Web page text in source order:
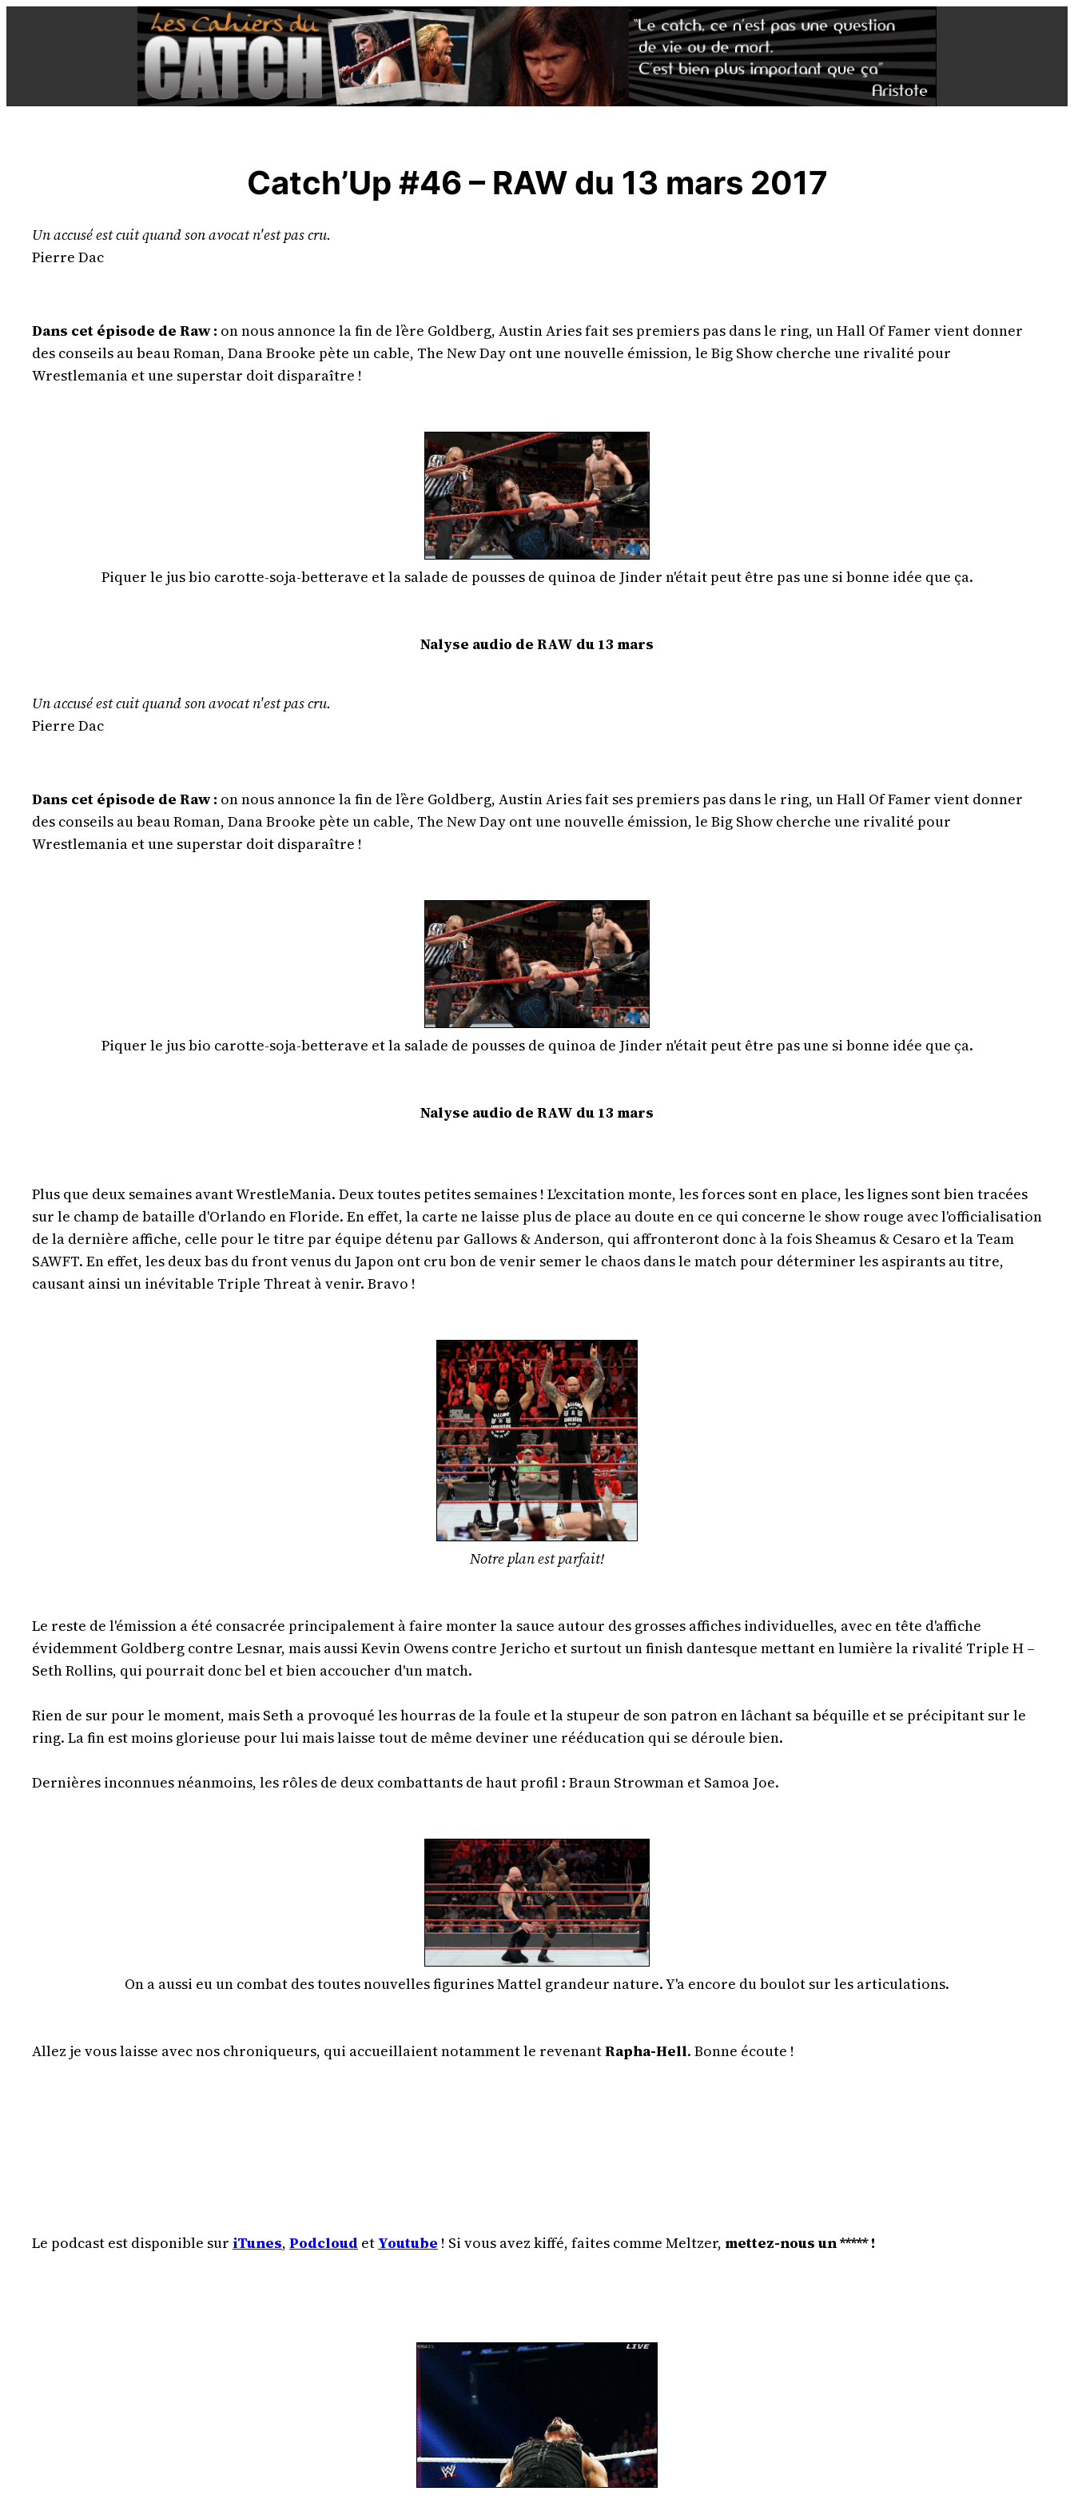
Catch’Up #46 – RAW du 13 mars 2017
Un accusé est cuit quand son avocat n'est pas cru.
Pierre Dac
Dans cet épisode de Raw : on nous annonce la fin de l’ère Goldberg, Austin Aries fait ses premiers pas dans le ring, un Hall Of Famer vient donner
des conseils au beau Roman, Dana Brooke pète un cable, The New Day ont une nouvelle émission, le Big Show cherche une rivalité pour
Wrestlemania et une superstar doit disparaître !
Piquer le jus bio carotte-soja-betterave et la salade de pousses de quinoa de Jinder n'était peut être pas une si bonne idée que ça.
Nalyse audio de RAW du 13 mars
Un accusé est cuit quand son avocat n'est pas cru.
Pierre Dac
Dans cet épisode de Raw : on nous annonce la fin de l’ère Goldberg, Austin Aries fait ses premiers pas dans le ring, un Hall Of Famer vient donner
des conseils au beau Roman, Dana Brooke pète un cable, The New Day ont une nouvelle émission, le Big Show cherche une rivalité pour
Wrestlemania et une superstar doit disparaître !
Piquer le jus bio carotte-soja-betterave et la salade de pousses de quinoa de Jinder n'était peut être pas une si bonne idée que ça.
Nalyse audio de RAW du 13 mars
Plus que deux semaines avant WrestleMania. Deux toutes petites semaines ! L'excitation monte, les forces sont en place, les lignes sont bien tracées
sur le champ de bataille d'Orlando en Floride. En effet, la carte ne laisse plus de place au doute en ce qui concerne le show rouge avec l'officialisation
de la dernière affiche, celle pour le titre par équipe détenu par Gallows & Anderson, qui affronteront donc à la fois Sheamus & Cesaro et la Team
SAWFT. En effet, les deux bas du front venus du Japon ont cru bon de venir semer le chaos dans le match pour déterminer les aspirants au titre,
causant ainsi un inévitable Triple Threat à venir. Bravo !
Notre plan est parfait!
Le reste de l'émission a été consacrée principalement à faire monter la sauce autour des grosses affiches individuelles, avec en tête d'affiche
évidemment Goldberg contre Lesnar, mais aussi Kevin Owens contre Jericho et surtout un finish dantesque mettant en lumière la rivalité Triple H –
Seth Rollins, qui pourrait donc bel et bien accoucher d'un match.
Rien de sur pour le moment, mais Seth a provoqué les hourras de la foule et la stupeur de son patron en lâchant sa béquille et se précipitant sur le
ring. La fin est moins glorieuse pour lui mais laisse tout de même deviner une rééducation qui se déroule bien.
Dernières inconnues néanmoins, les rôles de deux combattants de haut profil : Braun Strowman et Samoa Joe.
On a aussi eu un combat des toutes nouvelles figurines Mattel grandeur nature. Y'a encore du boulot sur les articulations.
Allez je vous laisse avec nos chroniqueurs, qui accueillaient notamment le revenantRapha-Hell. Bonne écoute !
Le podcast est disponible sur iTunes, Podcloud et Youtube ! Si vous avez kiffé, faites comme Meltzer, mettez-nous un ***** !